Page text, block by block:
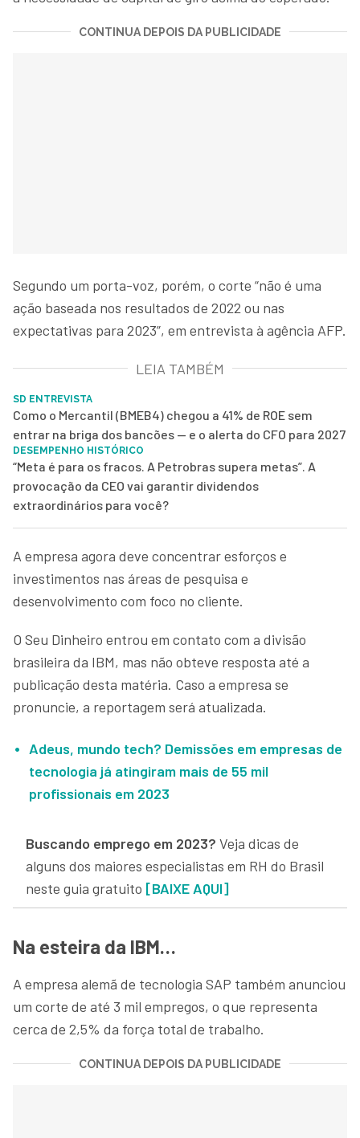
CONTINUA DEPOIS DA PUBLICIDADE
Segundo um porta-voz, porém, o corte “não é uma
ação baseada nos resultados de 2022 ou nas
expectativas para 2023”, em entrevista à agência AFP.
LEIA TAMBÉM
SD ENTREVISTA
Como o Mercantil (BMEB4) chegou a 41% de ROE sem
entrar na briga dos bancões — e o alerta do CFO para 2027
DESEMPENHO HISTÓRICO
“Meta é para os fracos. A Petrobras supera metas”. A
provocação da CEO vai garantir dividendos
extraordinários para você?
A empresa agora deve concentrar esforços e
investimentos nas áreas de pesquisa e
desenvolvimento com foco no cliente.
O Seu Dinheiro entrou em contato com a divisão
brasileira da IBM, mas não obteve resposta até a
publicação desta matéria. Caso a empresa se
pronuncie, a reportagem será atualizada.
Adeus, mundo tech? Demissões em empresas de
tecnologia já atingiram mais de 55 mil
profissionais em 2023
Buscando emprego em 2023? Veja dicas de
alguns dos maiores especialistas em RH do Brasil
neste guia gratuito [BAIXE AQUI]
Na esteira da IBM…
A empresa alemã de tecnologia SAP também anunciou
um corte de até 3 mil empregos, o que representa
cerca de 2,5% da força total de trabalho.
CONTINUA DEPOIS DA PUBLICIDADE